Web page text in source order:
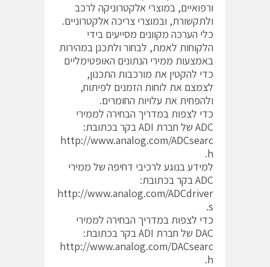
ורפואיים, במוצרי אלקטרוניקה לרכב
ולתקשורת, ובמוצרי צריכה אלקטרוניים.
כלי הערכה מקוונים מסייעים בידי
הלקוחות לאמת, לבחור ולתכנן במהירות
באמצעות ממירי הנתונים האופטימליים
כדי להקטין את מורכבות התכנון,
לצמצם את לוחות הזמנים לפיתוח,
ולהפחית את עלויות החומרים.
כדי לצפות במדריך הבחירה לממירי
ADC של חברת ADI בקר בכתובת:
http://www.analog.com/ADCsearc
h
.
למידע בנוגע לרכיבי דחיפה של ממירי
ADC בקר בכתובת:
http://www.analog.com/ADCdriver
s
.
כדי לצפות במדריך הבחירה לממירי
DAC של חברת ADI בקר בכתובת:
http://www.analog.com/DACsearc
h
.